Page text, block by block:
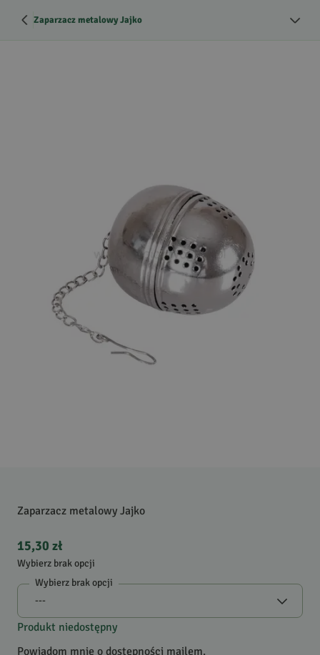
Zaparzacz metalowy Jajko
Zaparzacz metalowy Jajko
15,30 zł
Wybierz brak opcji
Wybierz brak opcji
Produkt niedostępny
Powiadom mnie o dostępności mailem.